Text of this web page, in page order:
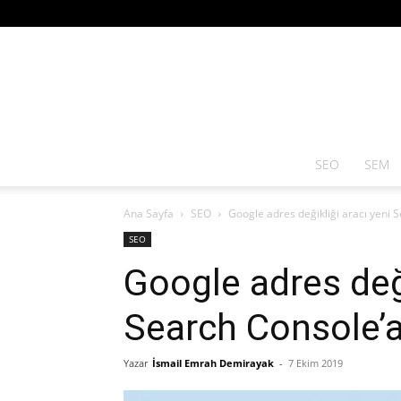
SEO SEM
Ana Sayfa SEO Google adres değikliği aracı yeni
SEO
Google adres
Search
Yazar İsmail Emrah Demirayak - 7 Ekim 2019